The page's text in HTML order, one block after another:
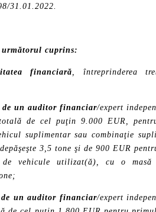
31.01.2022.
cuprins:
financiară , întreprinderea
de un auditor financiar/expert
de cel puţin 9.000 EUR,
suplimentar sau combinaţie
3,5 tone şi de 900 EUR
de vehicule utilizat(ă), cu o masă
de un auditor financiar/expert